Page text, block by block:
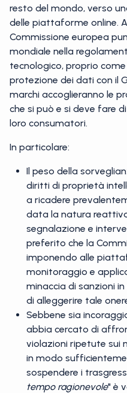
resto del mondo, verso
delle piattaforme online.
Commissione europea
mondiale nella
tecnologico, proprio
protezione dei dati con il
marchi accoglieranno le
che si può e si deve fare
loro consumatori.
In particolare:
Il peso della
diritti di proprietà
a ricadere
data la natura
segnalazione e
preferito che la
imponendo alle
monitoraggio e
minaccia di sanzioni
di alleggerire tale
Sebbene sia
abbia cercato di
violazioni ripetute sui
in modo
sospendere i
tempo ragionevole" è